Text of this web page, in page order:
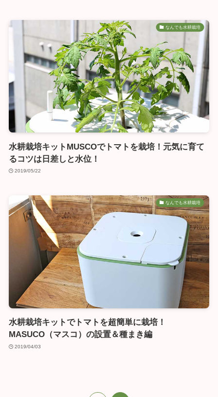
なんでも水耕栽培
水耕栽培キットMUSCOでトマトを栽培！元気に育て
るコツは日差しと水位！
2019/05/22
なんでも水耕栽培
水耕栽培キットでトマトを超簡単に栽培！
MASUCO（マスコ）の設置＆種まき編
2019/04/03